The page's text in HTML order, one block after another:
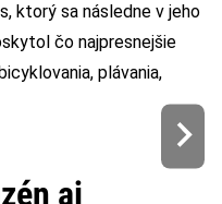
ktorý sa následne v jeho
čo najpresnejšie
plávania,
aj